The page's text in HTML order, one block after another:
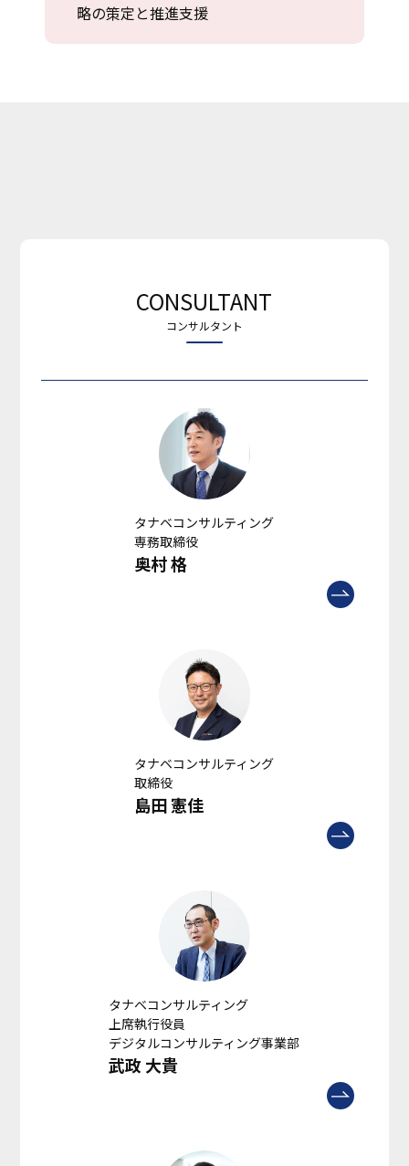
略の策定と推進支援
CONSULTANT
コンサルタント
タナベコンサルティング
専務取締役
奥村 格
タナベコンサルティング
取締役
島田 憲佳
タナベコンサルティング
上席執行役員
デジタルコンサルティング事業部
武政 大貴